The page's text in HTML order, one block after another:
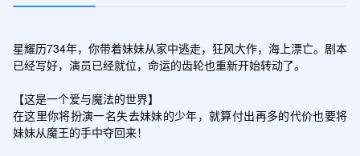
星耀历734年，你带着妹妹从家中逃走，狂风大作，海上漂亡。剧本
已经写好，演员已经就位，命运的齿轮也重新开始转动了。
【这是一个爱与魔法的世界】
在这里你将扮演一名失去妹妹的少年，就算付出再多的代价也要将
妹妹从魔王的手中夺回来！